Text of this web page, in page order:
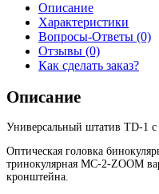
Описание
Характеристики
Вопросы-Ответы (0)
Отзывы (0)
Как сделать заказ?
Описание
Универсальный штатив TD-1 с
Оптическая головка
тринокулярная MC-2-ZOOM
кронштейна.